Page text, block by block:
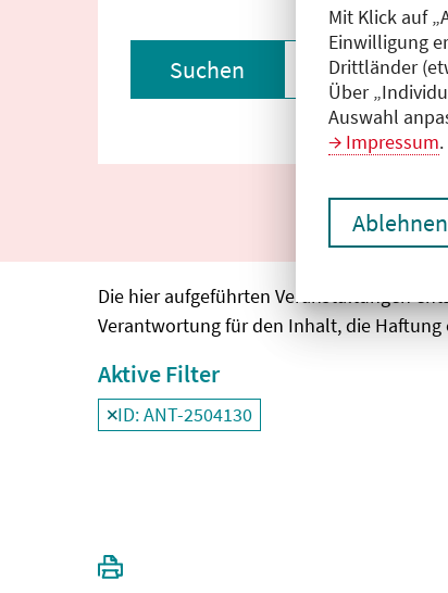
Mit Klick auf
Einwilligung
Drittländer
Über
Auswahl
Impressum.
Ablehnen
Suchen Filter
Die hier aufgeführten Veranstaltungen
Verantwortung für den Inhalt, die
Aktive Filter
Filter
ID: ANT-2504130
deaktivieren und